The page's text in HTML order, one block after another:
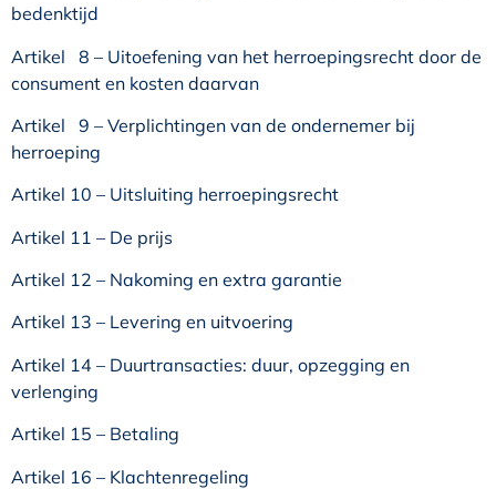
bedenktijd
Artikel 8 – Uitoefening van het herroepingsrecht door de
consument en kosten daarvan
Artikel 9 – Verplichtingen van de ondernemer bij
herroeping
Artikel 10 – Uitsluiting herroepingsrecht
Artikel 11 – De prijs
Artikel 12 – Nakoming en extra garantie
Artikel 13 – Levering en uitvoering
Artikel 14 – Duurtransacties: duur, opzegging en
verlenging
Artikel 15 – Betaling
Artikel 16 – Klachtenregeling